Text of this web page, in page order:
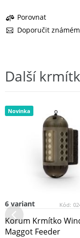
Porovnat
Doporučit
Další
Novinka
Kód:
6 variant
Korum Krmítko
Maggot Feeder